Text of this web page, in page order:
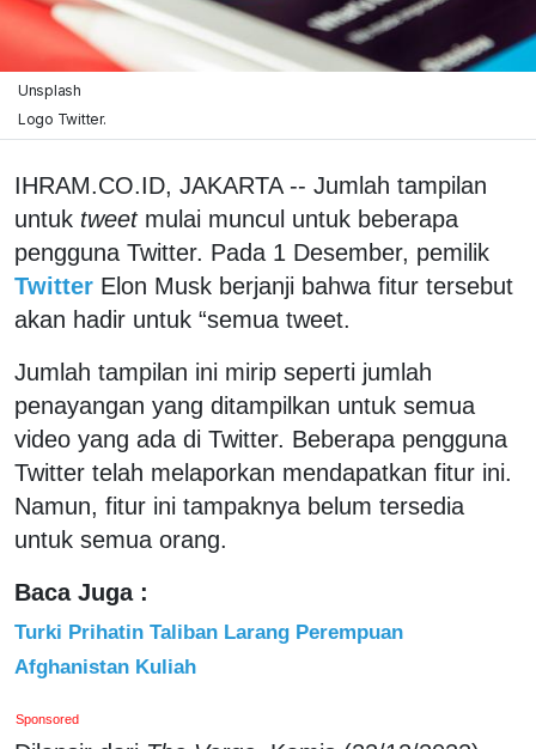
Unsplash
Logo Twitter.
IHRAM.CO.ID, JAKARTA -- Jumlah tampilan
untuk tweetmulai muncul untuk beberapa
pengguna Twitter. Pada 1 Desember, pemilik
Twitter Elon Musk berjanji bahwa fitur tersebut
akan hadir untuk “semua tweet.
Jumlah tampilan ini mirip seperti jumlah
penayangan yang ditampilkan untuk semua
video yang ada di Twitter. Beberapa pengguna
Twitter telah melaporkan mendapatkan fitur ini.
Namun, fitur ini tampaknya belum tersedia
untuk semua orang.
Baca Juga :
Turki Prihatin Taliban Larang Perempuan
Afghanistan Kuliah
Sponsored